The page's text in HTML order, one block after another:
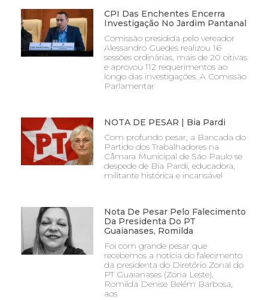
CPI Das Enchentes Encerra
Investigação No Jardim Pantanal
Comissão presidida pelo vereador
Alessandro Guedes realizou 16
sessões ordinárias, mais de 20 oitivas
e aprovou 112 requerimentos ao
longo das investigações. A Comissão
Parlamentar
NOTA DE PESAR | Bia Pardi
Com profundo pesar, a Bancada do
Partido dos Trabalhadores na
Câmara Municipal de São Paulo se
despede de Bia Pardi, educadora,
militante histórica e incansável
Nota De Pesar Pelo Falecimento
Da Presidenta Do PT
Guaianases, Romilda
Foi com grande pesar que
recebemos a notícia do falecimento
da presidenta do Diretório Zonal do
PT Guaianases (Zona Leste),
Romilda Denise Belém Barbosa,
aos